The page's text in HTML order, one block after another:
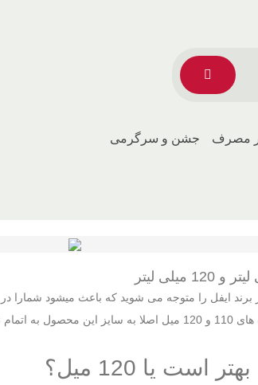
مصرف جشن و سرگرمی
ایفل را متوجه می شوید که باعث میشود شمارا
وجود دارد!!